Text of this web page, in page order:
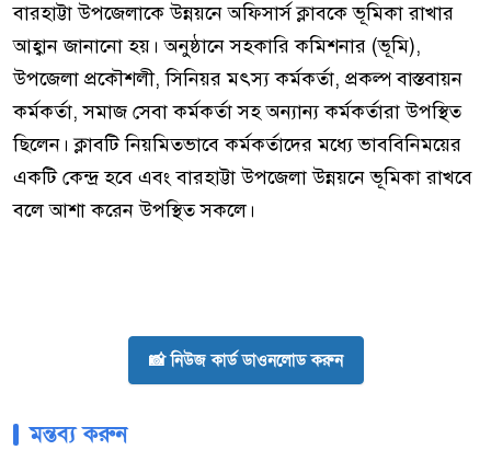
বারহাট্টা উপজেলাকে উন্নয়নে অফিসার্স ক্লাবকে ভূমিকা রাখার
আহ্বান জানানো হয়। অনুষ্ঠানে সহকারি কমিশনার (ভূমি),
উপজেলা প্রকৌশলী, সিনিয়র মৎস্য কর্মকর্তা, প্রকল্প বাস্তবায়ন
কর্মকর্তা, সমাজ সেবা কর্মকর্তা সহ অন্যান্য কর্মকর্তারা উপস্থিত
ছিলেন। ক্লাবটি নিয়মিতভাবে কর্মকর্তাদের মধ্যে ভাববিনিময়ের
একটি কেন্দ্র হবে এবং বারহাট্টা উপজেলা উন্নয়নে ভূমিকা রাখবে
বলে আশা করেন উপস্থিত সকলে।
📸 নিউজ কার্ড ডাওনলোড করুন
মন্তব্য করুন